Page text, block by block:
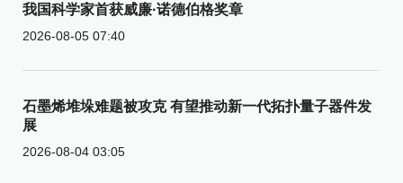
我国科学家首获威廉·诺德伯格奖章
2026-08-05 07:40
石墨烯堆垛难题被攻克 有望推动新一代拓扑量子器件发
展
2026-08-04 03:05